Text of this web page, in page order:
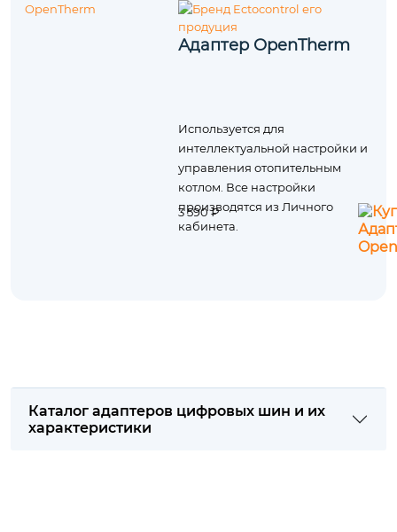
Адаптер OpenTherm
Используется для
интеллектуальной настройки и
управления отопительным
котлом. Все настройки
производятся из Личного
кабинета.
3 590 ₽
Каталог адаптеров цифровых шин и их
характеристики